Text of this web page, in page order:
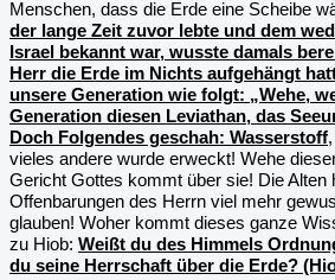
Menschen, dass die Erde eine Scheibe
der lange Zeit zuvor lebte und dem
Israel bekannt war, wusste damals
Herr die Erde im Nichts aufgehängt
unsere Generation wie folgt: „Wehe,
Generation diesen Leviathan, das
Doch Folgendes geschah: Wasserstoff
vieles andere wurde erweckt! Wehe
Gericht Gottes kommt über sie! Die Alten
Offenbarungen des Herrn viel mehr
glauben! Woher kommt dieses ganze
zu Hiob: Weißt du des Himmels
du seine Herrschaft über die Erde?